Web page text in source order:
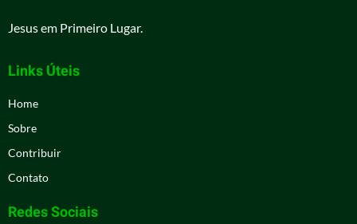
Jesus em Primeiro Lugar.
Links Úteis
Home
Sobre
Contribuir
Contato
Redes Sociais